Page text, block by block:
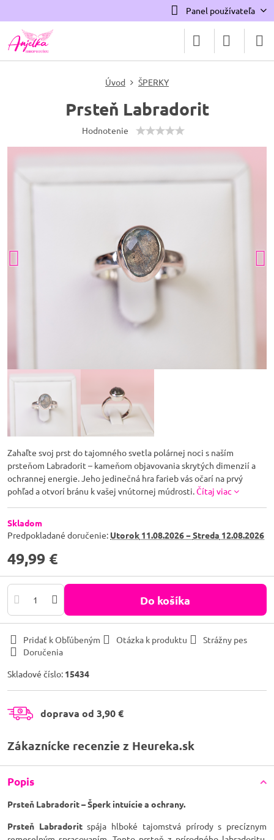
Panel používateľa
Úvod ŠPERKY
Prsteň Labradorit
Hodnotenie
Zahaľte svoj prst do tajomného svetla polárnej noci s naším
prsteňom Labradorit – kameňom objavovania skrytých dimenzií a
ochrannej energie. Jeho jedinečná hra farieb vás očarí na prvý
pohľad a otvorí bránu k vašej vnútornej múdrosti.Čítaj viac
Skladom
Predpokladané doručenie: Utorok 11.08.2026 −Streda 12.08.2026
49,99 €
Do košíka
Pridať k Obľúbeným Otázka k produktu
Strážny pes
Doručenia
Skladové číslo: 15434
doprava od 3,90 €
Zákaznícke recenzie z Heureka.sk
Popis
Prsteň Labradorit – Šperk intuície a ochrany.
Prsteň Labradoritspája hlboké tajomstvá prírody s precíznym